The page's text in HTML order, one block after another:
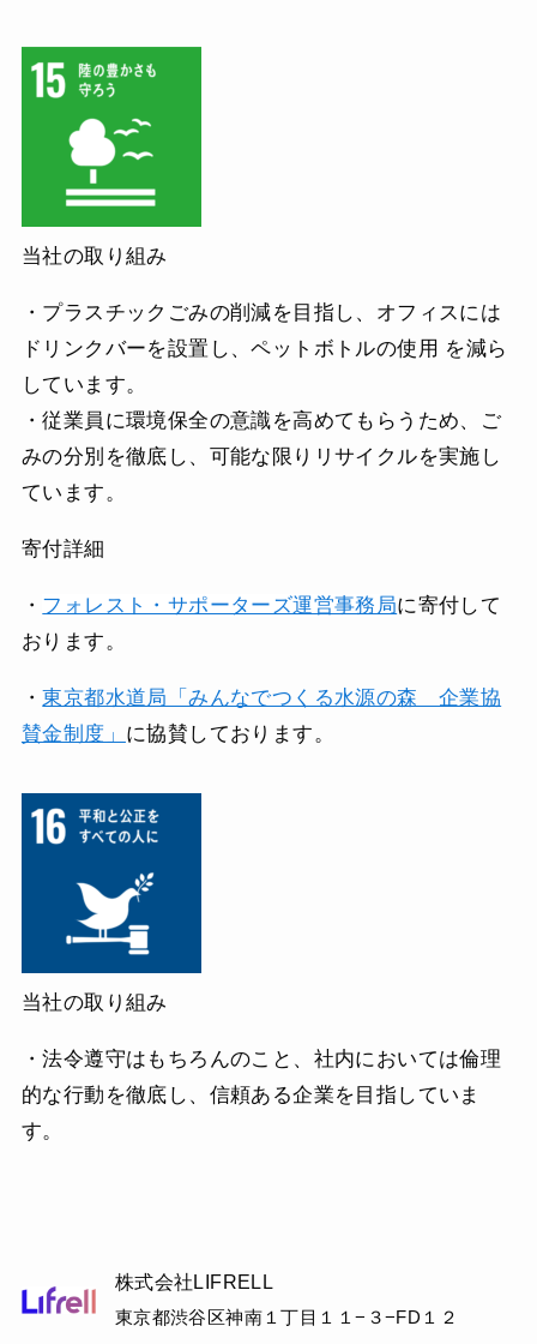
当社の取り組み
・プラスチックごみの削減を目指し、オフィスには
ドリンクバーを設置し、ペットボトルの使用 を減ら
しています。
・従業員に環境保全の意識を高めてもらうため、ご
みの分別を徹底し、可能な限りリサイクルを実施し
ています。
寄付詳細
・ フォレスト・サポーターズ運営事務局に寄付して
おります。
・東京都水道局「みんなでつくる水源の森 企業協
賛金制度」 に協賛しております。
当社の取り組み
・法令遵守はもちろんのこと、社内においては倫理
的な行動を徹底し、信頼ある企業を目指していま
す。
株式会社LIFRELL
東京都渋谷区神南１丁目１１−３−FD１２